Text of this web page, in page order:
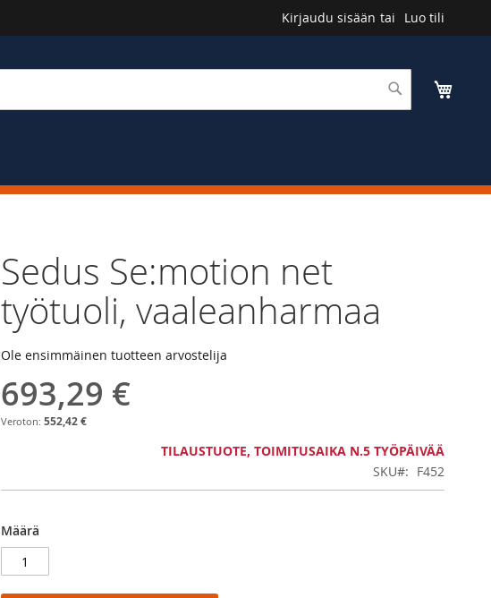
Kirjaudu sisään Luo tili
Sedus Se:motion net
työtuoli, vaaleanharmaa
Ole ensimmäinen tuotteen arvostelija
693,29 €
552,42 €
TILAUSTUOTE, TOIMITUSAIKA N.5 TYÖPÄIVÄÄ
SKU
F452
Määrä